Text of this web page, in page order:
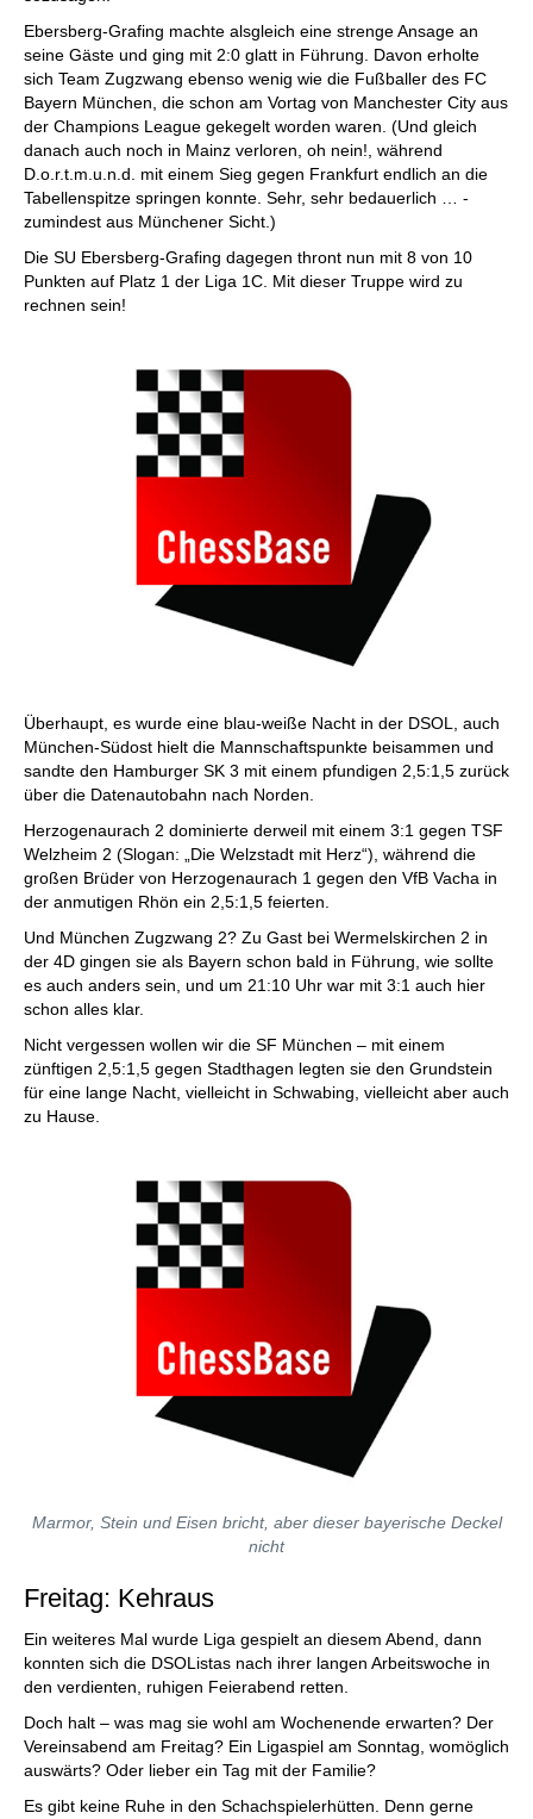
Ebersberg-Grafing machte alsgleich eine strenge Ansage an
seine Gäste und ging mit 2:0 glatt in Führung. Davon erholte
sich Team Zugzwang ebenso wenig wie die Fußballer des FC
Bayern München, die schon am Vortag von Manchester City aus
der Champions League gekegelt worden waren. (Und gleich
danach auch noch in Mainz verloren, oh nein!, während
D.o.r.t.m.u.n.d. mit einem Sieg gegen Frankfurt endlich an die
Tabellenspitze springen konnte. Sehr, sehr bedauerlich … -
zumindest aus Münchener Sicht.)
Die SU Ebersberg-Grafing dagegen thront nun mit 8 von 10
Punkten auf Platz 1 der Liga 1C. Mit dieser Truppe wird zu
rechnen sein!
Überhaupt, es wurde eine blau-weiße Nacht in der DSOL, auch
München-Südost hielt die Mannschaftspunkte beisammen und
sandte den Hamburger SK 3 mit einem pfundigen 2,5:1,5 zurück
über die Datenautobahn nach Norden.
Herzogenaurach 2 dominierte derweil mit einem 3:1 gegen TSF
Welzheim 2 (Slogan: „Die Welzstadt mit Herz“), während die
großen Brüder von Herzogenaurach 1 gegen den VfB Vacha in
der anmutigen Rhön ein 2,5:1,5 feierten.
Und München Zugzwang 2? Zu Gast bei Wermelskirchen 2 in
der 4D gingen sie als Bayern schon bald in Führung, wie sollte
es auch anders sein, und um 21:10 Uhr war mit 3:1 auch hier
schon alles klar.
Nicht vergessen wollen wir die SF München – mit einem
zünftigen 2,5:1,5 gegen Stadthagen legten sie den Grundstein
für eine lange Nacht, vielleicht in Schwabing, vielleicht aber auch
zu Hause.
Marmor, Stein und Eisen bricht, aber dieser bayerische Deckel
nicht
Freitag: Kehraus
Ein weiteres Mal wurde Liga gespielt an diesem Abend, dann
konnten sich die DSOListas nach ihrer langen Arbeitswoche in
den verdienten, ruhigen Feierabend retten.
Doch halt – was mag sie wohl am Wochenende erwarten? Der
Vereinsabend am Freitag? Ein Ligaspiel am Sonntag, womöglich
auswärts? Oder lieber ein Tag mit der Familie?
Es gibt keine Ruhe in den Schachspielerhütten. Denn gerne